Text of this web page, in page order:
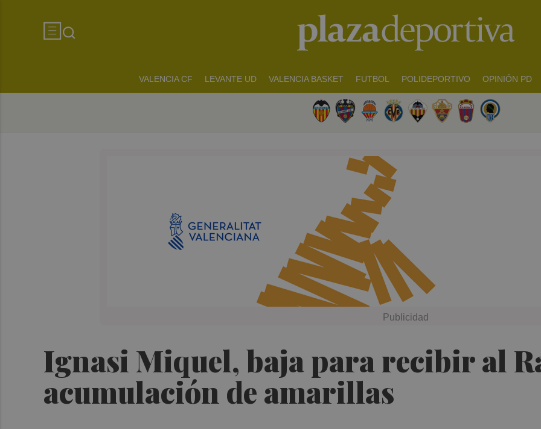
VALENCIA CF LEVANTE UD VALENCIA BASKET FUTBOL POLIDEPORTIVO OPINIÓN PD
Ignasi Miquel, baja para recibir al
acumulación de amarillas